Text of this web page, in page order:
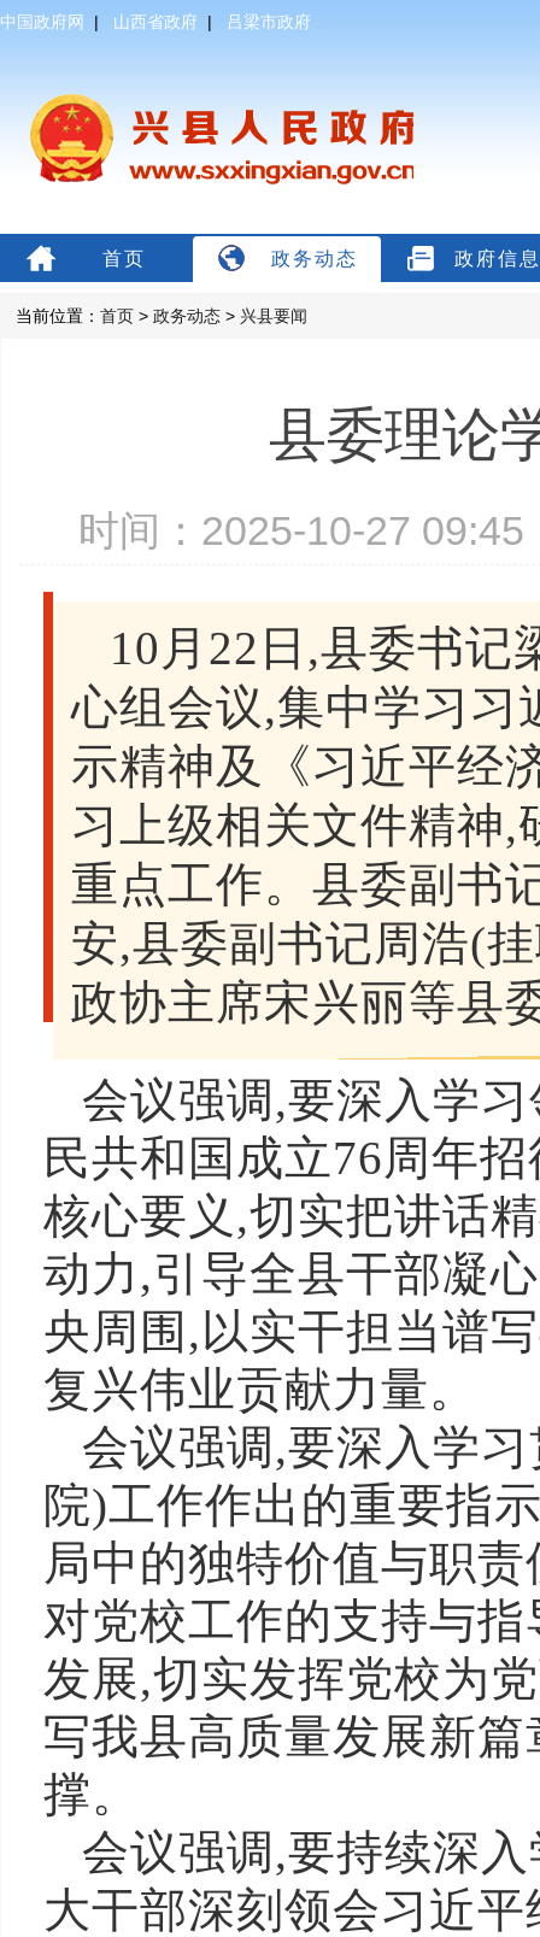
中国政府网 | 山西省政府 | 吕梁市政府
首页 政务动态 政府信
当前位置： 首页 > 政务动态 > 兴县要闻
县委理论
时间：2025-10-27
10月22日,县委书记
心组会议,集中学习习
示精神及《习近平经
习上级相关文件精神
重点工作。县委副书
安,县委副书记周浩(
政协主席宋兴丽等县
会议强调,要深入学
民共和国成立76周年
核心要义,切实把讲话
动力,引导全县干部凝
央周围,以实干担当谱
复兴伟业贡献力量。
会议强调,要深入学
院)工作作出的重要指
局中的独特价值与职
对党校工作的支持与
发展,切实发挥党校为
写我县高质量发展新
撑。
会议强调,要持续深
大干部深刻领会习近